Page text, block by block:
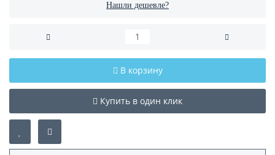
Нашли дешевле?
В корзину
Купить в один клик